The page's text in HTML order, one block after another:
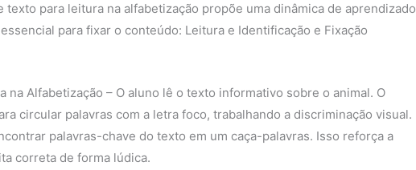
texto para leitura na alfabetização propõe uma dinâmica de aprendizado
para fixar o conteúdo: Leitura e Identificação e Fixação
na Alfabetização – O aluno lê o texto informativo sobre o animal. O
circular palavras com a letra foco, trabalhando a discriminação visual.
palavras-chave do texto em um caça-palavras. Isso reforça a
correta de forma lúdica.